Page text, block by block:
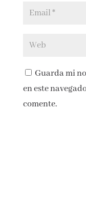
Guarda mi
en este
comente.